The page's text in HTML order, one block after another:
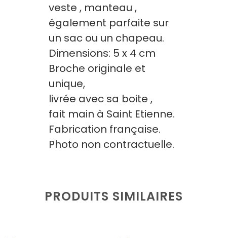
veste , manteau ,
également parfaite sur
un sac ou un chapeau.
Dimensions: 5 x 4 cm
Broche originale et
unique,
livrée avec sa boite ,
fait main à Saint Etienne.
Fabrication française.
Photo non contractuelle.
PRODUITS SIMILAIRES